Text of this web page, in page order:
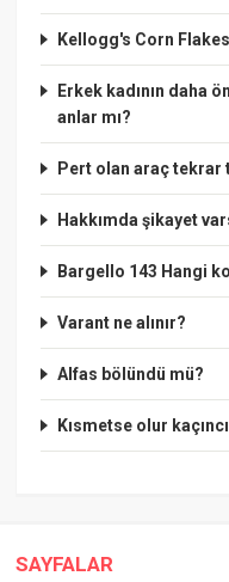
Kellogg's Corn Flakes
Erkek kadının daha
anlar mı?
Pert olan araç tekrar
Hakkımda şikayet
Bargello 143 Hangi
Varant ne alınır?
Alfas bölündü mü?
Kısmetse olur
SAYFALAR